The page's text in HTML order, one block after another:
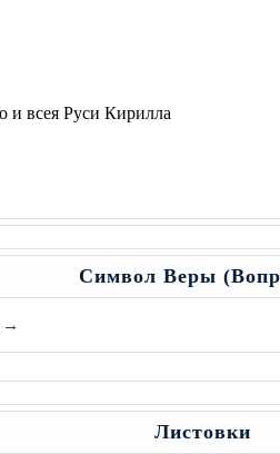
и всея Руси Кирилла
Символ Веры
→
Листовки